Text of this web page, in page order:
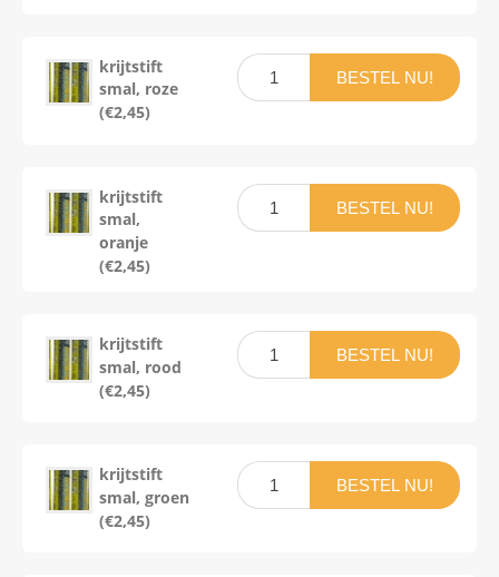
krijtstift
smal, roze
(€2,45)
BESTEL NU!
krijtstift
smal,
oranje
(€2,45)
BESTEL NU!
krijtstift
smal, rood
(€2,45)
BESTEL NU!
krijtstift
smal, groen
(€2,45)
BESTEL NU!